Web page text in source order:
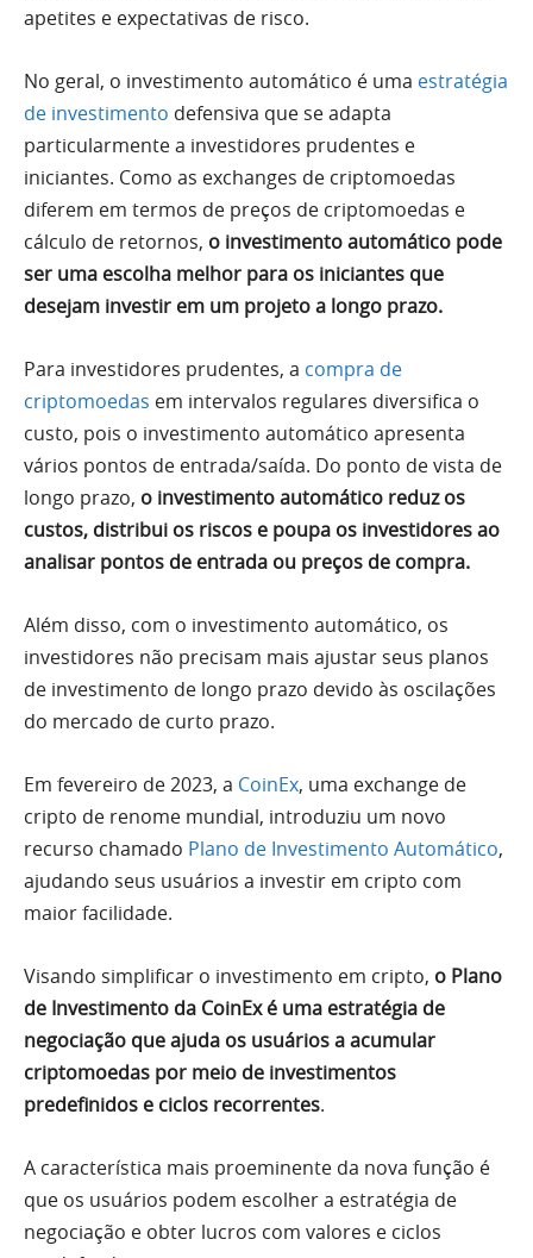
apetites e expectativas de risco.
No geral, o investimento automático é uma estratégia
de investimento defensiva que se adapta
particularmente a investidores prudentes e
iniciantes. Como as exchanges de criptomoedas
diferem em termos de preços de criptomoedas e
cálculo de retornos, o investimento automático pode
ser uma escolha melhor para os iniciantes que
desejam investir em um projeto a longo prazo.
Para investidores prudentes, a compra de
criptomoedas em intervalos regulares diversifica o
custo, pois o investimento automático apresenta
vários pontos de entrada/saída. Do ponto de vista de
longo prazo, o investimento automático reduz os
custos, distribui os riscos e poupa os investidores ao
analisar pontos de entrada ou preços de compra.
Além disso, com o investimento automático, os
investidores não precisam mais ajustar seus planos
de investimento de longo prazo devido às oscilações
do mercado de curto prazo.
Em fevereiro de 2023, a CoinEx, uma exchange de
cripto de renome mundial, introduziu um novo
recurso chamado Plano de Investimento Automático,
ajudando seus usuários a investir em cripto com
maior facilidade.
Visando simplificar o investimento em cripto, o Plano
de Investimento da CoinEx é uma estratégia de
negociação que ajuda os usuários a acumular
criptomoedas por meio de investimentos
predefinidos e ciclos recorrentes.
A característica mais proeminente da nova função é
que os usuários podem escolher a estratégia de
negociação e obter lucros com valores e ciclos